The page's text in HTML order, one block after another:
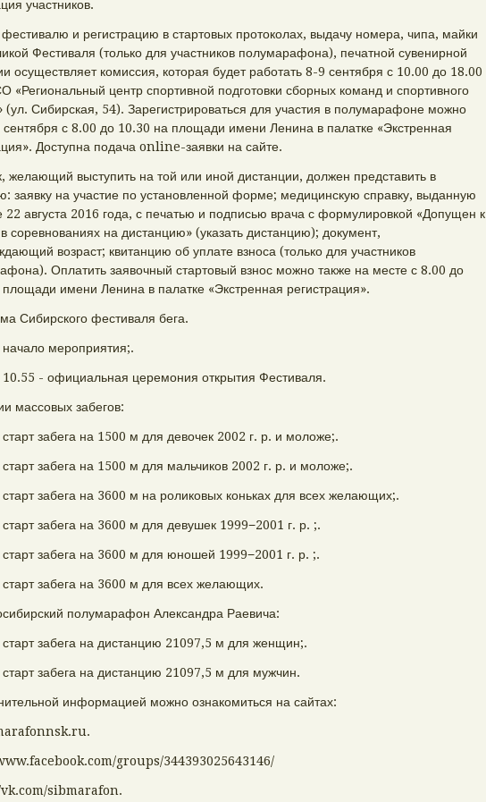
участников.
фестивалю и регистрацию в стартовых протоколах, выдачу номера, чипа, майки
Фестиваля (только для участников полумарафона), печатной сувенирной
осуществляет комиссия, которая будет работать 8-9 сентября с 10.00 до 18.00
«Региональный центр спортивной подготовки сборных команд и спортивного
(ул. Сибирская, 54). Зарегистрироваться для участия в полумарафоне можно
сентября с 8.00 до 10.30 на площади имени Ленина в палатке «Экстренная
Доступна подача online-заявки на сайте.
желающий выступить на той или иной дистанции, должен представить в
заявку на участие по установленной форме; медицинскую справку, выданную
22 августа 2016 года, с печатью и подписью врача с формулировкой «Допущен к
соревнованиях на дистанцию» (указать дистанцию); документ,
возраст; квитанцию об уплате взноса (только для участников
Оплатить заявочный стартовый взнос можно также на месте с 8.00 до
имени Ленина в палатке «Экстренная регистрация».
Сибирского фестиваля бега.
мероприятия;.
- официальная церемония открытия Фестиваля.
массовых забегов:
забега на 1500 м для девочек 2002 г. р. и моложе;.
забега на 1500 м для мальчиков 2002 г. р. и моложе;.
забега на 3600 м на роликовых коньках для всех желающих;.
забега на 3600 м для девушек 1999−2001 г. р. ;.
забега на 3600 м для юношей 1999−2001 г. р. ;.
забега на 3600 м для всех желающих.
полумарафон Александра Раевича:
забега на дистанцию 21097,5 м для женщин;.
забега на дистанцию 21097,5 м для мужчин.
информацией можно ознакомиться на сайтах:
groups/344393025643146/
sibmarafon.